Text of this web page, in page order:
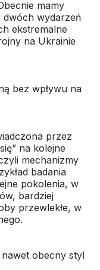
mamy
dwóch wydarzeń
ekstremalne
na Ukrainie
bez wpływu na
przez
na kolejne
mechanizmy
badania
pokolenia, w
bardziej
przewlekłe, w
obecny styl